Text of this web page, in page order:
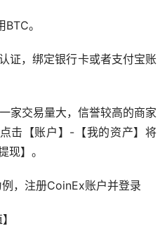
。
证，绑定银行卡或者支付宝账
家交易量大，信誉较高的商家
击【账户】-【我的资产】将
现】。
，注册CoinEx账户并登录